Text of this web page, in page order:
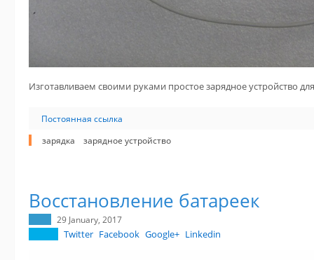
Изготавливаем своими руками простое зарядное устройство
Постоянная ссылка
зарядка
зарядное устройство
Восстановление батареек
29 January, 2017
Twitter Facebook Google+ Linkedin